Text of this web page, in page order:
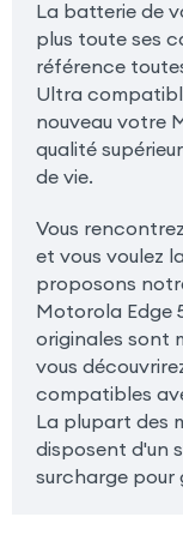
La batterie de
plus toute ses
référence
Ultra
nouveau votre
qualité
de vie.
Vous
et vous voulez
proposons
Motorola Edge
originales sont
vous
compatibles
La plupart des
disposent d'un
surcharge pour